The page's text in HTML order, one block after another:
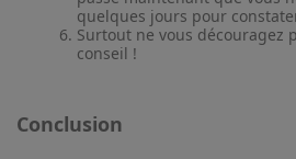
quelques jours pour
Surtout ne vous découragez
conseil !
Conclusion